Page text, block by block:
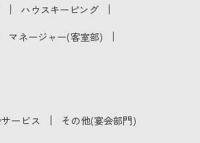
｜ ハウスキーピング ｜
マネージャー(客室部) ｜
ービス ｜ その他(宴会部門)